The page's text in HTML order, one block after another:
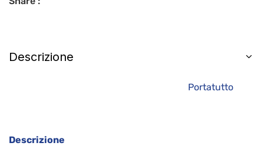
Descrizione
Portatutto
Descrizione